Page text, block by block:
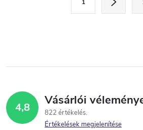
á
n
á
1
4,8 Vásárlói
822 értékelés
Értékelések megjelenítése